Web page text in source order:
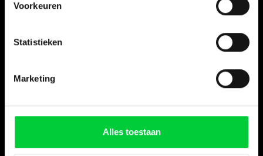
Voorkeuren
Statistieken
Marketing
Alles toestaan
Hier vindt u vele JURA onderdelen voor uw JURA machine. Kies uw
JURA via het menu Series of maak uw keuze via Onderdelen.
Series
Onderhoudsproducten
Error Codes en meer
Informatie